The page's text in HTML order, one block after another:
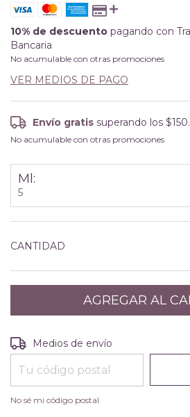
10% de descuento pagando con
Bancaria
No acumulable con otras promociones
VER MEDIOS DE PAGO
Envío gratis superando los
No acumulable con otras promociones
Ml:
5
CANTIDAD
Entregas para el CP:
Medios de envío
No sé mi código postal